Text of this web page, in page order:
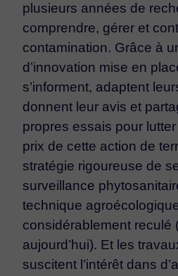
plusieurs années de
comprendre, gérer et
contamination. Grâce à
d’innovation mise en
s’informent, adaptent
donnent leur avis et
propres essais pour
prix de cette action de
stratégie rigoureuse de
surveillance
technique
considérablement reculé
aujourd’hui). Et les
suscitent l’intérêt dans